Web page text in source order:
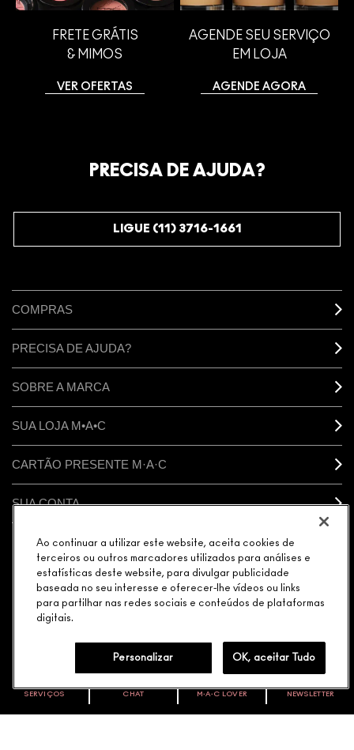
FRETE GRÁTIS
& MIMOS
VER OFERTAS
AGENDE SEU SERVIÇO
EM LOJA
AGENDE AGORA
VOCÊ É M·A·C LOVER?
SERVIÇOS CHAT M∙A∙C LOVER NEWSLETTER
PRECISA DE AJUDA?
LIGUE (11) 3716-1661
COMPRAS
PRECISA DE AJUDA?
SOBRE A MARCA
SUA LOJA M•A•C
CARTÃO PRESENTE M·A·C
SUA CONTA
CONECTAR
TERMOS & CONDIÇÕES
POLÍTICA M·A·C CONTRA FALSIFICADOS
MUNDIAIS RESERVADOS.
Ao continuar a utilizar este website, aceita cookies de
terceiros ou outros marcadores utilizados para análises e
estatísticas deste website, para divulgar publicidade
baseada no seu interesse e oferecer-lhe vídeos ou links
para partilhar nas redes sociais e conteúdos de plataformas
digitais.
Personalizar OK, aceitar Tudo